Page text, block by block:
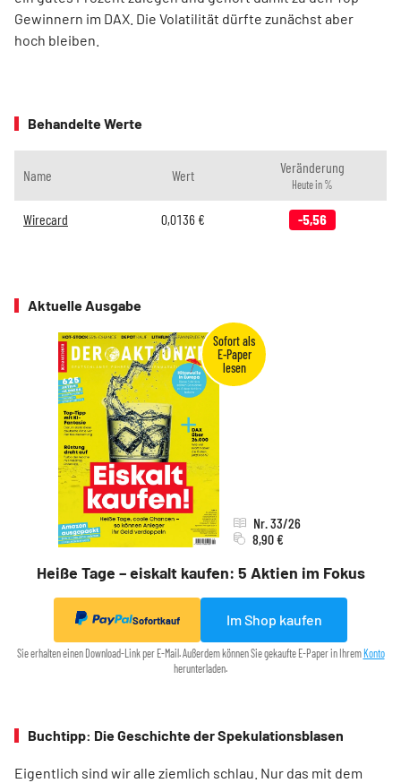
Gewinnern im DAX. Die Volatilität dürfte zunächst aber
hoch bleiben.
Behandelte Werte
Name Wert Veränderung
Heute in %
Wirecard 0,0136€ -5,56
Aktuelle Ausgabe
Heiße Tage – eiskalt kaufen: 5 Aktien im Fokus
Nr. 33/26
8,90 €
Sofortkauf Im Shop kaufen
Sie erhalten einen Download-Link per E-Mail. Außerdem können Sie gekaufte E-Paper in Ihrem Konto
herunterladen.
Buchtipp: Die Geschichte der Spekulationsblasen
Eigentlich sind wir alle ziemlich schlau. Nur das mit dem